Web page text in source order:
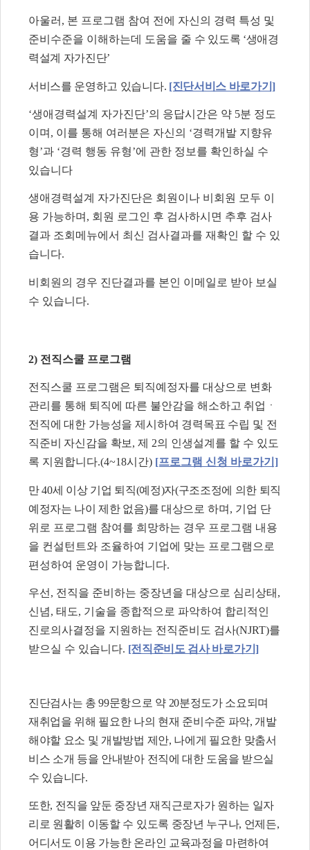
아울러, 본 프로그램 참여 전에 자신의 경력 특성 및
준비수준을 이해하는데 도움을 줄 수 있도록 ‘생애경
력설계 자가진단’
서비스를 운영하고 있습니다. [진단서비스 바로가기]
‘생애경력설계 자가진단’의 응답시간은 약 5분 정도
이며, 이를 통해 여러분은 자신의 ‘경력개발 지향유
형’과 ‘경력 행동 유형’에 관한 정보를 확인하실 수
있습니다
생애경력설계 자가진단은 회원이나 비회원 모두 이
용 가능하며, 회원 로그인 후 검사하시면 추후 검사
결과 조회메뉴에서 최신 검사결과를 재확인 할 수 있
습니다.
비회원의 경우 진단결과를 본인 이메일로 받아 보실
수 있습니다.
2) 전직스쿨 프로그램
전직스쿨 프로그램은 퇴직예정자를 대상으로 변화
관리를 통해 퇴직에 따른 불안감을 해 소하고 취업ㆍ
전직에 대한 가능성을 제시하여 경력목표 수립 및 전
직준비 자신감을 확보 , 제 2의 인생설계를 할 수 있도
록 지원합니다.(4~18시간) [프로그램 신청 바로가기]
만 40세 이상 기업 퇴직(예정)자(구조조정에 의한 퇴직
예정자는 나이 제한 없음)를 대상으로 하며, 기업 단
위로 프로그램 참여를 희망하는 경우 프로그램 내용
을 컨설턴트와 조율하여 기업에 맞는 프로그램으로
편성하여 운영이 가능합니다.
우선, 전직을 준비하는 중장년을 대상으로 심리상태,
신념, 태도, 기술을 종합적으로 파악하여 합리적인
진로의사결정을 지원하는 전직준비도 검사(NJRT)를
받으실 수 있습니다. [전직준비도 검사 바로가기]
진단검사는 총 99문항으로 약 20분정도가 소요되며
재취업을 위해 필요한 나의 현재 준비수준 파악, 개발
해야할 요소 및 개발방법 제안, 나에게 필요한 맞춤서
비스 소개 등을 안내받아 전직에 대한 도움을 받으실
수 있습니다.
또한, 전직을 앞둔 중장년 재직근로자가 원하는 일자
리로 원활히 이동할 수 있도록 중장년 누구나, 언제든,
어디서도 이용 가능한 온라인 교육과정을 마련하여